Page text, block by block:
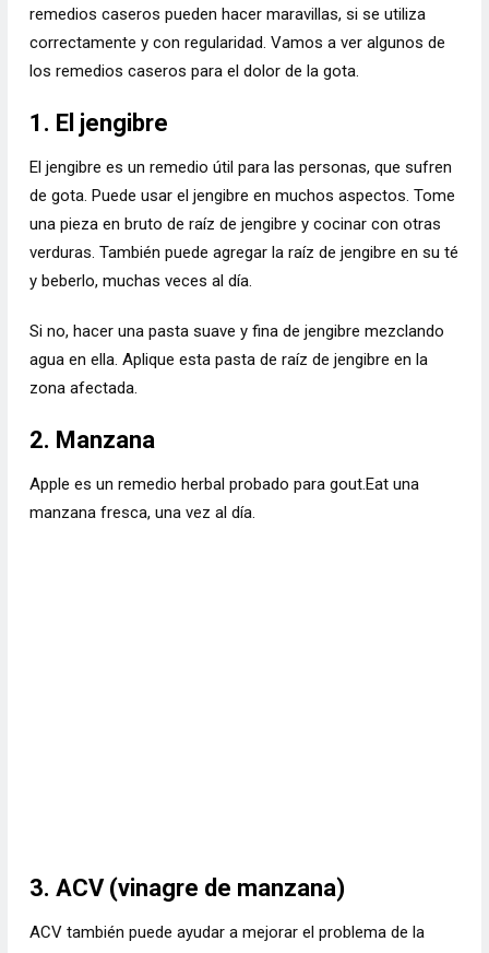
remedios caseros pueden hacer maravillas, si se utiliza
correctamente y con regularidad. Vamos a ver algunos de
los remedios caseros para el dolor de la gota.
1. El jengibre
El jengibre es un remedio útil para las personas, que sufren
de gota. Puede usar el jengibre en muchos aspectos. Tome
una pieza en bruto de raíz de jengibre y cocinar con otras
verduras. También puede agregar la raíz de jengibre en su té
y beberlo, muchas veces al día.
Si no, hacer una pasta suave y fina de jengibre mezclando
agua en ella. Aplique esta pasta de raíz de jengibre en la
zona afectada.
2. Manzana
Apple es un remedio herbal probado para gout.Eat una
manzana fresca, una vez al día.
3. ACV (vinagre de manzana)
ACV también puede ayudar a mejorar el problema de la